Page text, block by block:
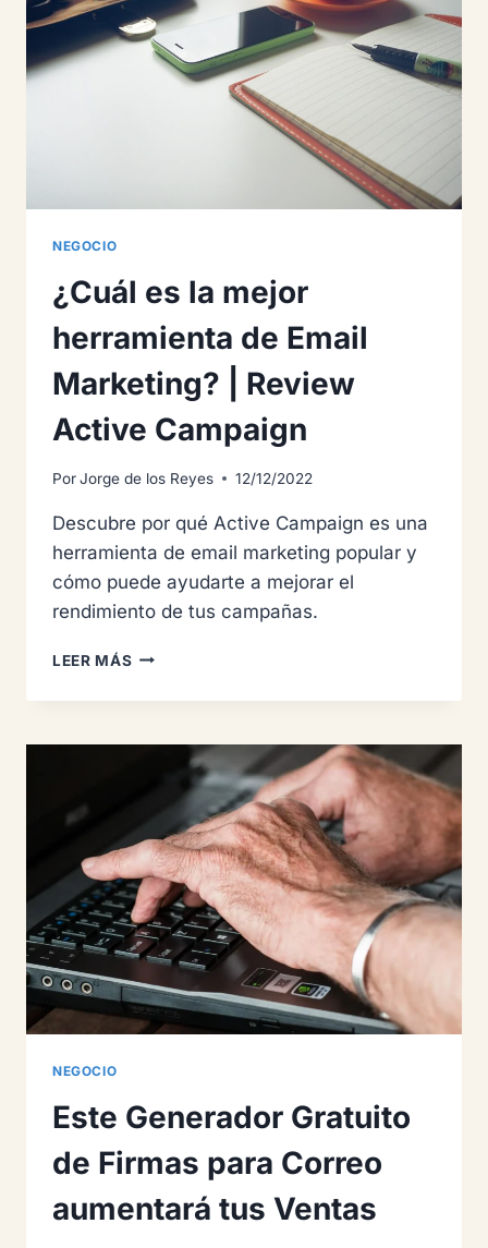
PARTIR
DE
2024
NEGOCIO
¿Cuál es la mejor
herramienta de Email
Marketing? | Review
Active Campaign
PorJorge de los Reyes 12/12/2022
Descubre por qué Active Campaign es una
herramienta de email marketing popular y
cómo puede ayudarte a mejorar el
rendimiento de tus campañas.
LEER MÁS¿CUÁL
LA
HERRAMIENTA
MARKETING?
REVIEW
ACTIVE
CAMPAIGN
NEGOCIO
Este Generador Gratuito
de Firmas para Correo
aumentará tus Ventas